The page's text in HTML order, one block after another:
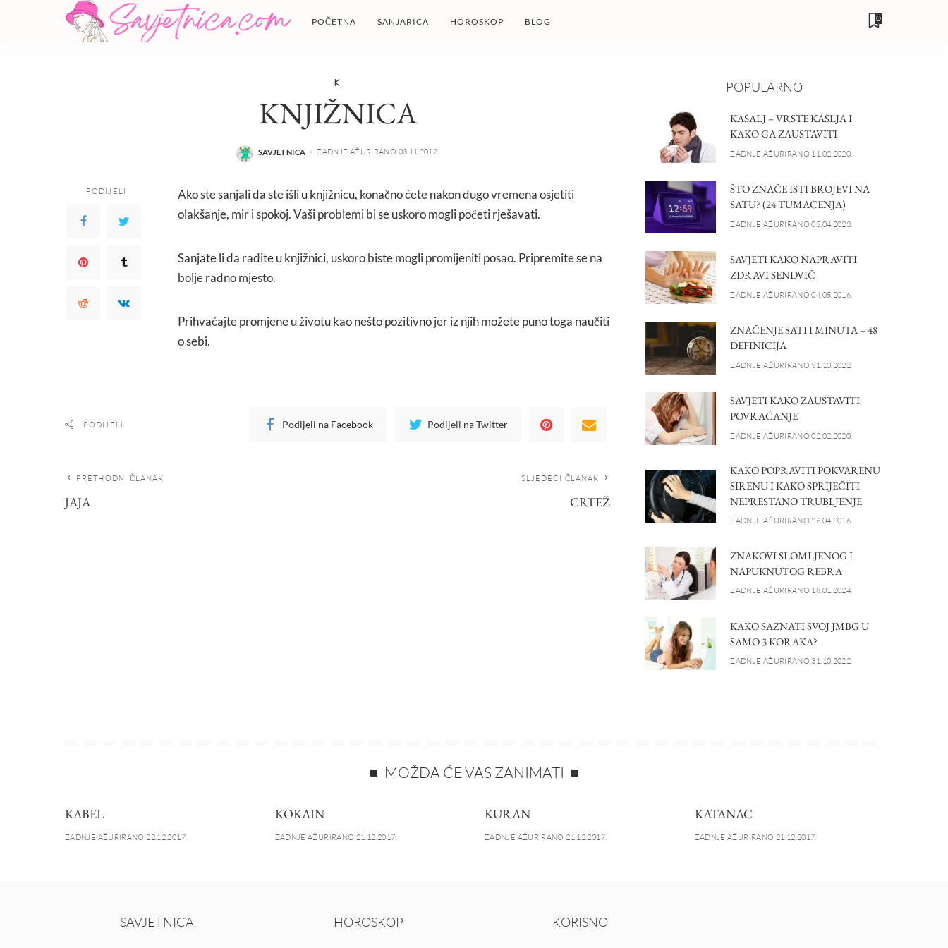
POČETNA SANJARICA HOROSKOP BLOG 0
K
KNJIŽNICA
POSTED
SAVJETNICA ZADNJE AŽURIRANO 03.11.2017.
PODIJELI
Ako ste sanjali da ste išli u knjižnicu, konačno ćete nakon dugo vremena osjetiti
olakšanje, mir i spokoj. Vaši problemi bi se uskoro mogli početi rješavati.
Sanjate li da radite u knjižnici, uskoro biste mogli promijeniti posao. Pripremite se na
bolje radno mjesto.
Prihvaćajte promjene u životu kao nešto pozitivno jer iz njih možete puno toga naučiti
o sebi.
PODIJELI Podijeli na Facebook Podijeli na Twitter
PRETHODNI ČLANAK
JAJA
SLJEDEĆI ČLANAK
CRTEŽ
POPULARNO
KAŠALJ – VRSTE KAŠLJA I
KAKO GA ZAUSTAVITI
ZADNJE AŽURIRANO 11.02.2020.
ŠTO ZNAČE ISTI BROJEVI NA
SATU? (24 TUMAČENJA)
ZADNJE AŽURIRANO 05.04.2023.
SAVJETI KAKO NAPRAVITI
ZDRAVI SENDVIČ
ZADNJE AŽURIRANO 04.05.2016.
ZNAČENJE SATI I MINUTA – 48
DEFINICIJA
ZADNJE AŽURIRANO 31.10.2022.
SAVJETI KAKO ZAUSTAVITI
POVRAĆANJE
ZADNJE AŽURIRANO 02.02.2020.
KAKO POPRAVITI POKVARENU
SIRENU I KAKO SPRIJEČITI
NEPRESTANO TRUBLJENJE
ZADNJE AŽURIRANO 26.04.2016.
ZNAKOVI SLOMLJENOG I
NAPUKNUTOG REBRA
ZADNJE AŽURIRANO 18.01.2024.
KAKO SAZNATI SVOJ JMBG U
SAMO 3 KORAKA?
ZADNJE AŽURIRANO 31.10.2022.
MOŽDA ĆE VAS ZANIMATI
KABEL
ZADNJE AŽURIRANO 22.12.2017.
KOKAIN
ZADNJE AŽURIRANO 21.12.2017.
KURAN
ZADNJE AŽURIRANO 21.12.2017.
KATANAC
ZADNJE AŽURIRANO 21.12.2017.
SAVJETNICA HOROSKOP KORISNO